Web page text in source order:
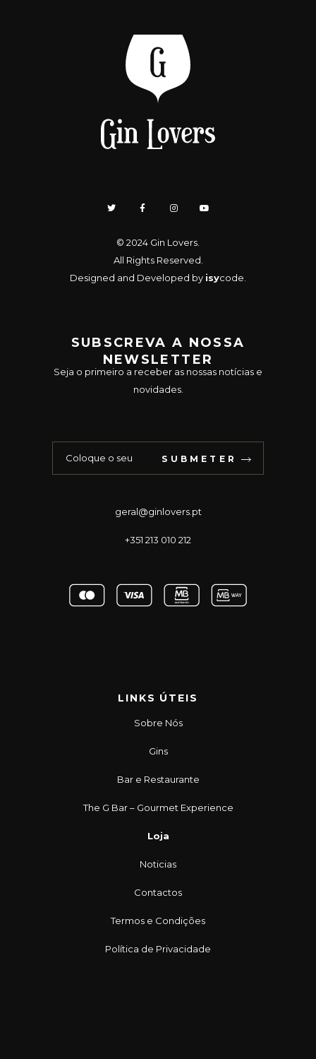
© 2024 Gin Lovers
All Rights Reserved.
Designed and Developed by isycode
SUBSCREVA A NOSSA
NEWSLETTER
Seja o primeiro a receber as nossas notícias e
novidades.
SUBMETER
geral@ginlovers.pt
+351 213 010 212
LINKS ÚTEIS
Sobre Nós
Gins
Bar e Restaurante
The G Bar – Gourmet Experience
Loja
Noticias
Contactos
Termos e Condições
Política de Privacidade